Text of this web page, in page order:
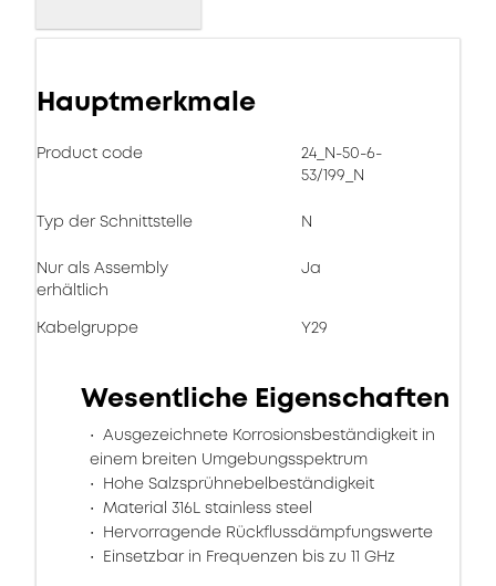
Hauptmerkmale
Product code
24_N-50-6-
53/199_N
Typ der Schnittstelle N
Nur als Assembly
erhältlich
Ja
Kabelgruppe Y29
Wesentliche Eigenschaften
Ausgezeichnete Korrosionsbeständigkeit in
einem breiten Umgebungsspektrum
Hohe Salzsprühnebelbeständigkeit
Material 316L stainless steel
Hervorragende Rückflussdämpfungswerte
Einsetzbar in Frequenzen bis zu 11 GHz